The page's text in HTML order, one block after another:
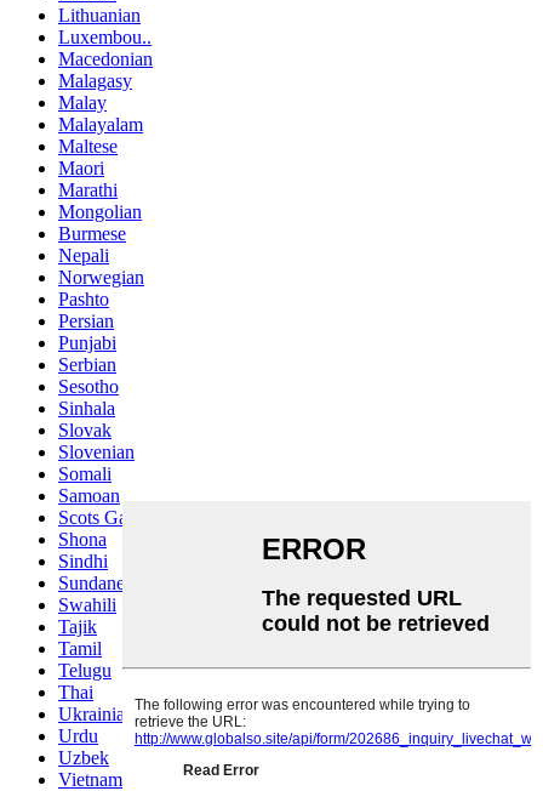
Lithuanian
Luxembou..
Macedonian
Malagasy
Malay
Malayalam
Maltese
Maori
Marathi
Mongolian
Burmese
Nepali
Norwegian
Pashto
Persian
Punjabi
Serbian
Sesotho
Sinhala
Slovak
Slovenian
Somali
Samoan
Scots Gaelic
Shona
Sindhi
Sundanese
Swahili
Tajik
Tamil
Telugu
Thai
Ukrainian
Urdu
Uzbek
Vietnamese